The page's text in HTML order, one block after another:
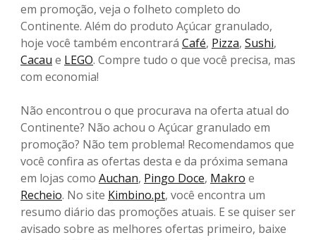
em promoção, veja o folheto completo do
Continente. Além do produto Açúcar granulado,
hoje você também encontrará Café, Pizza, Sushi,
Cacau e LEGO. Compre tudo o que você precisa, mas
com economia!
Não encontrou o que procurava na oferta atual do
Continente? Não achou o Açúcar granulado em
promoção? Não tem problema! Recomendamos que
você confira as ofertas desta e da próxima semana
em lojas como Auchan, Pingo Doce, Makro e
Recheio. No site Kimbino.pt, você encontra um
resumo diário das promoções atuais. E se quiser ser
avisado sobre as melhores ofertas primeiro, baixe